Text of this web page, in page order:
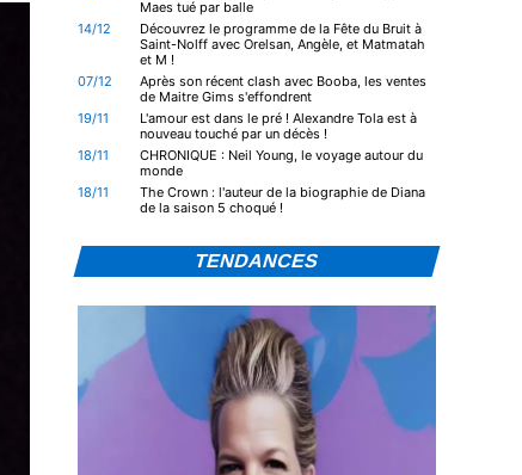
Maes tué par balle
14/12
Découvrez le programme de la Fête du Bruit à
Saint-Nolff avec Orelsan, Angèle, et Matmatah
et M !
07/12
Après son récent clash avec Booba, les ventes
de Maitre Gims s'effondrent
19/11
L'amour est dans le pré ! Alexandre Tola est à
nouveau touché par un décès !
18/11
CHRONIQUE : Neil Young, le voyage autour du
monde
18/11
The Crown : l'auteur de la biographie de Diana
de la saison 5 choqué !
TENDANCES